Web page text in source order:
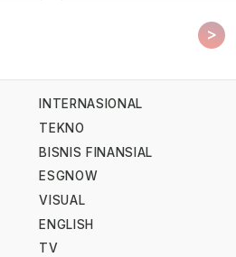
>
INTERNASIONAL
TEKNO
BISNIS FINANSIAL
ESGNOW
VISUAL
ENGLISH
TV